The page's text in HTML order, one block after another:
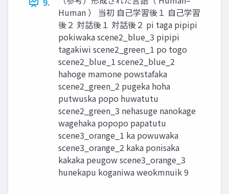
Human ） 当初 自己学習後１ 自己学習
後２ 対話後１ 対話後２ pi taga pipipi
pokiwaka scene2_blue_3 pipipi
tagakiwi scene2_green_1 po togo
scene2_blue_1 scene2_blue_2
hahoge mamone powstafaka
scene2_green_2 pugeka hoha
putwuska popo huwatutu
scene2_green_3 nehasuge nanokage
wagehaka popopo papatutu
scene3_orange_1 ka powuwaka
scene3_orange_2 kaka ponisaka
kakaka peugow scene3_orange_3
hunekapu koganiwa weokmnuik 9